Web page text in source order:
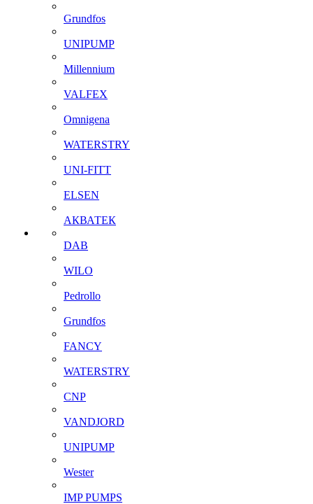
Grundfos
UNIPUMP
Millennium
VALFEX
Omnigena
WATERSTRY
UNI-FITT
ELSEN
АКВАТЕК
DAB
WILO
Pedrollo
Grundfos
FANCY
WATERSTRY
CNP
VANDJORD
UNIPUMP
Wester
IMP PUMPS